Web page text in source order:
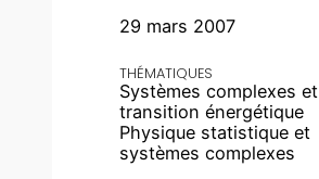
29 mars 2007
THÉMATIQUES
Systèmes complexes et
transition énergétique
Physique statistique et
systèmes complexes